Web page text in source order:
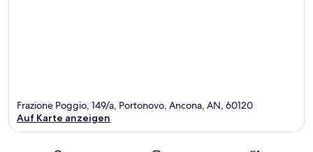
Frazione Poggio, 149/a, Portonovo, Ancona, AN, 60120
Auf Karte anzeigen